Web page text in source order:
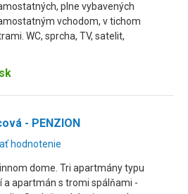
plne vybavených
vchodom, v tichom
WC, sprcha, TV, satelit,
- PENZION
hodnotenie
dome. Tri apartmány typu
a apartmán s tromi spálňami -